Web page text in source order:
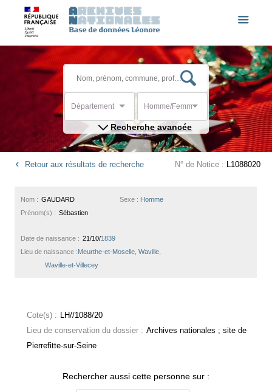
Département Homme/Femme
Recherche avancée
Retour aux résultats de recherche N° de Notice : L1088020
Sexe : Homme
Nom : GAUDARD
Prénom(s) : Sébastien
Date de naissance : 21/10/1839
Lieu de naissance :Meurthe-et-Moselle, Waville,
Waville-et-Villecey
Cote(s) : LH//1088/20
Lieu de conservation du dossier : Archives nationales ; site de
Pierrefitte-sur-Seine
Rechercher aussi cette personne sur :